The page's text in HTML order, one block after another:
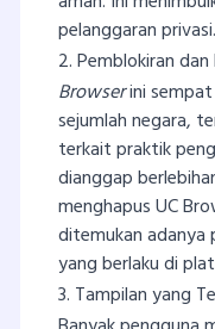
pelanggaran privasi.
2. Pemblokiran dan
Browserini
sejumlah negara,
terkait praktik
dianggap
menghapus UC
ditemukan adanya
yang berlaku di
3. Tampilan yang